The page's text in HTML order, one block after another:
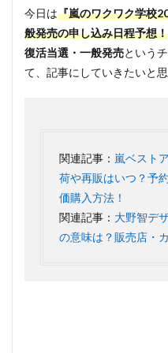
今日は『嵐のワクワク学校
般発売の申し込み日程予想
復活当選・一般発売という
て、記事にしていきたいと
関連記事： 嵐ベスト
荷や再販はいつ？予
価購入方法！
関連記事： 大野智デ
の意味は？販売店・